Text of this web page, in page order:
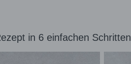
in 6 einfachen Schritten